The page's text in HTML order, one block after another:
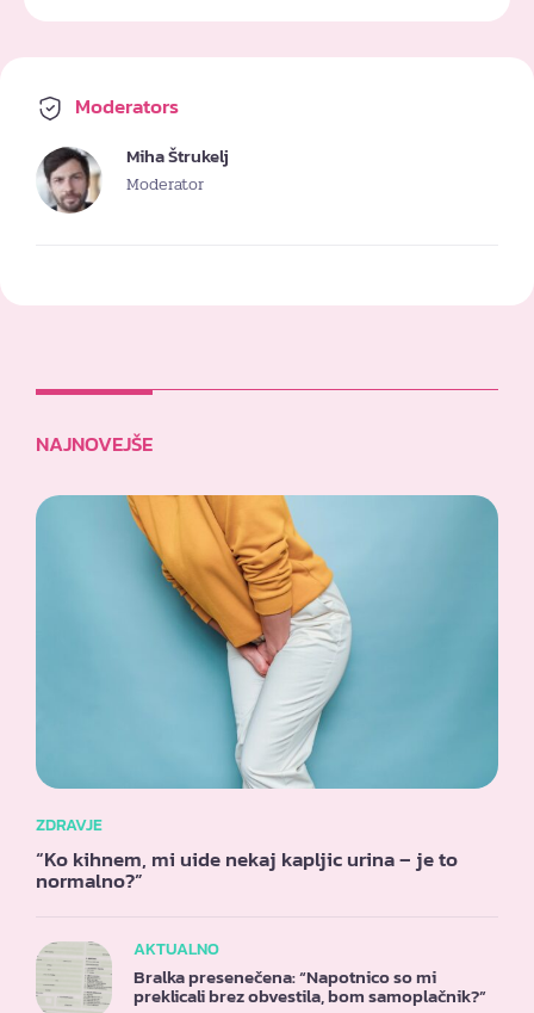
Moderators
Miha Štrukelj
Moderator
NAJNOVEJŠE
ZDRAVJE
“Ko kihnem, mi uide nekaj kapljic urina – je to
normalno?”
AKTUALNO
Bralka presenečena: “Napotnico so mi
preklicali brez obvestila, bom samoplačnik?”